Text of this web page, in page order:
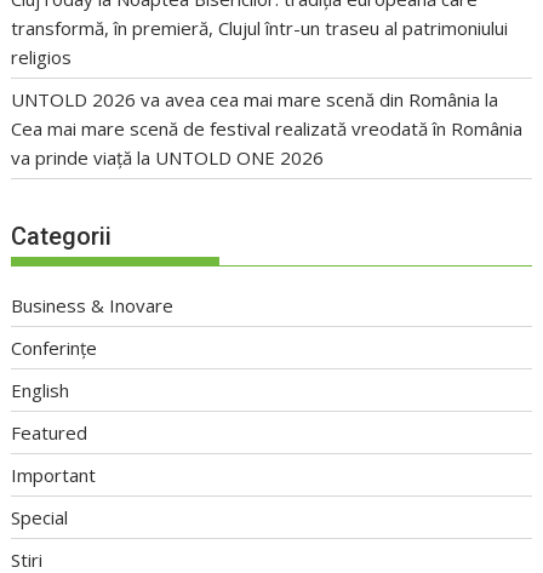
transformă, în premieră, Clujul într-un traseu al patrimoniului
religios
UNTOLD 2026 va avea cea mai mare scenă din România la
Cea mai mare scenă de festival realizată vreodată în România
va prinde viață la UNTOLD ONE 2026
Categorii
Business & Inovare
Conferințe
English
Featured
Important
Special
Stiri